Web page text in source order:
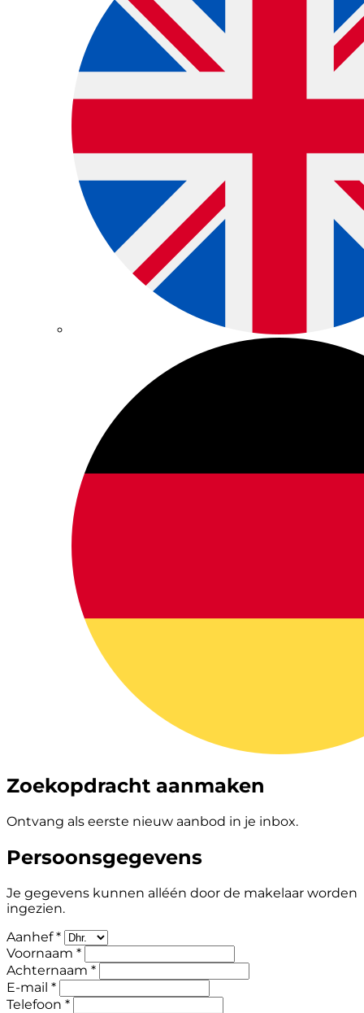
Zoekopdracht aanmaken
Ontvang als eerste nieuw aanbod in je inbox.
Persoonsgegevens
Je gegevens kunnen alléén door de makelaar worden
ingezien.
Aanhef *
Voornaam *
Achternaam *
E-mail *
Telefoon *